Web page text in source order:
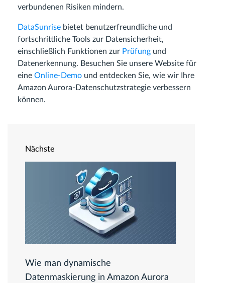
verbundenen Risiken mindern.
DataSunrise bietet benutzerfreundliche und
fortschrittliche Tools zur Datensicherheit,
einschließlich Funktionen zur Prüfung und
Datenerkennung. Besuchen Sie unsere Website für
eine Online-Demo und entdecken Sie, wie wir Ihre
Amazon Aurora-Datenschutzstrategie verbessern
können.
Nächste
Wie man dynamische
Datenmaskierung in Amazon Aurora